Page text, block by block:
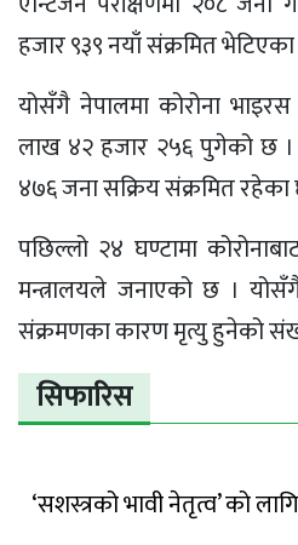
हजार ९३९ नयाँ संक्रमित
योसँगै नेपालमा कोरोना
लाख ४२ हजार २५६ पुगेको छ
४७६ जना सक्रिय संक्रमित रहेका
पछिल्लो २४ घण्टामा
मन्त्रालयले जनाएको छ ।
संक्रमणका कारण मृत्यु हुनेको
सिफारिस
‘सशस्त्रको भावी नेतृत्व’ को